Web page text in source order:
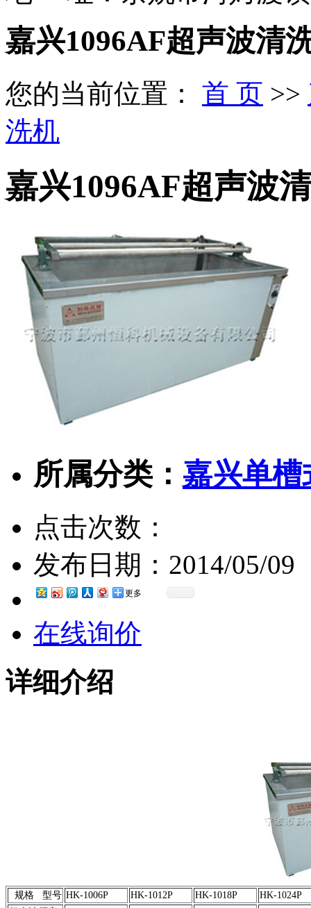
嘉兴1096AF超声波清
您的当前位置： 首 页 >>
洗机
嘉兴1096AF超声波
所属分类： 嘉兴单
点击次数：
发布日期： 2014/05/09
更多
在线询价
详细介绍
规格 型号 HK-1006P HK-1012P HK-1018P
HK-1024P